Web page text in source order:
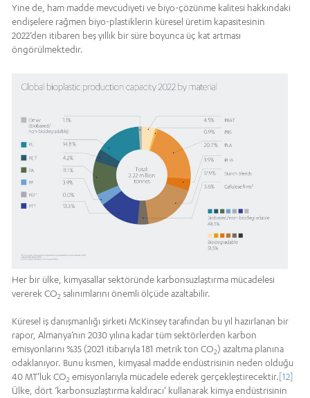
Yine de, ham madde mevcudiyeti ve biyo-çözünme kalitesi hakkındaki
endişelere rağmen biyo-plastiklerin küresel üretim kapasitesinin
2022’den itibaren beş yıllık bir süre boyunca üç kat artması
öngörülmektedir.
Her bir ülke, kimyasallar sektöründe karbonsuzlaştırma mücadelesi
vererek CO2 salınımlarını önemli ölçüde azaltabilir.
Küresel iş danışmanlığı şirketi McKinsey tarafından bu yıl hazırlanan bir
rapor, Almanya’nın 2030 yılına kadar tüm sektörlerden karbon
emisyonlarını %35 (2021 itibarıyla 181 metrik ton CO2) azaltma planına
odaklanıyor. Bunu kısmen, kimyasal madde endüstrisinin neden olduğu
40 MT’luk CO2 emisyonlarıyla mücadele ederek gerçekleştirecektir.[12]
Ülke, dört ‘karbonsuzlaştırma kaldıracı’ kullanarak kimya endüstrisinin